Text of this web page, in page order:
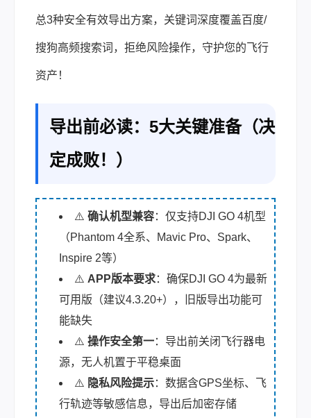
总3种安全有效导出方案，关键词深度覆盖百度/
搜狗高频搜索词，拒绝风险操作，守护您的飞行
资产！
导出前必读：5大关键准备（决
定成败！）
⚠️ 确认机型兼容：仅支持DJI GO 4机型
（Phantom 4全系、Mavic Pro、Spark、
Inspire 2等）
⚠️ APP版本要求：确保DJI GO 4为最新
可用版（建议4.3.20+），旧版导出功能可
能缺失
⚠️ 操作安全第一：导出前关闭飞行器电
源，无人机置于平稳桌面
⚠️ 隐私风险提示：数据含GPS坐标、飞
行轨迹等敏感信息，导出后加密存储